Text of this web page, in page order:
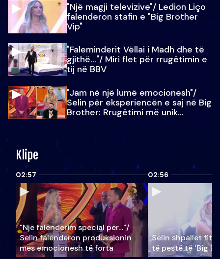
"Një magji televizive"/ Ledion Liço
falenderon stafin e "Big Brother
Vip"
"Faleminderit Vëllai i Madh dhe të
gjithë…"/ Miri flet për rrugëtimin e
tij në BBV
"Jam në një lumë emocionesh"/
Selin për eksperiencën e saj në Big
Brother: Rrugëtimi më unik…
Klipe
02:57
"Një falenderim special për…"/
Selin falënderon produksionin
mes emocionesh të forta
02:56
Selin shpallet
të pestë të ‘Big